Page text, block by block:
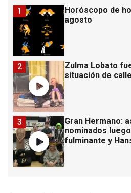
Horóscopo de
agosto
1
Zulma Lobato
situación de
2
Gran Hermano:
nominados
fulminante y
3